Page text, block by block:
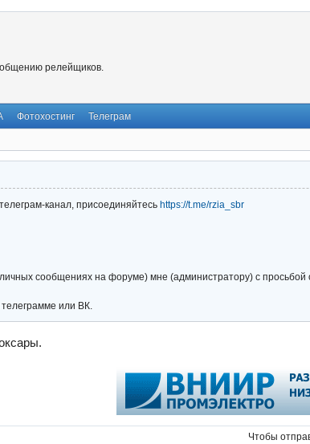
релейщиков.
Фотохостинг Телеграм
канал, присоединяйтесь https://t.me/rzia_sbr
сообщениях на форуме) мне (администратору) с просьбой
или ВК.
Чтобы